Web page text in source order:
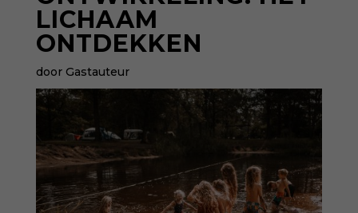
LICHAAM
ONTDEKKEN
door Gastauteur